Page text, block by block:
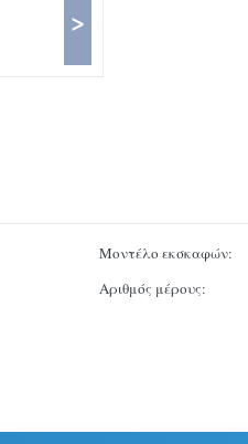
>
Μοντέλο εκσκαφών:
Αριθμός μέρους: